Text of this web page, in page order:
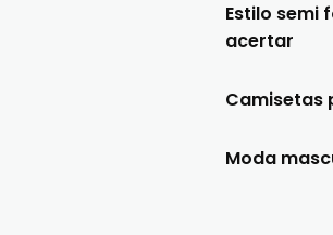
Estilo semi
acertar
Camisetas
Moda